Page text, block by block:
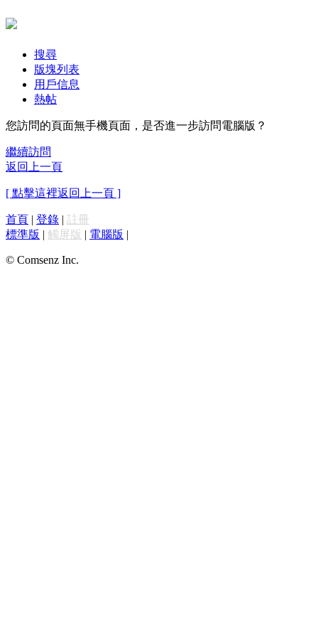
搜尋
版塊列表
用戶信息
熱帖
您訪問的頁面無手機頁面，是否進一步訪問電腦版？
繼續訪問
返回上一頁
[ 點擊這裡返回上一頁 ]
首頁 | 登錄 | 註冊
標準版 | 觸屏版 | 電腦版 |
© Comsenz Inc.